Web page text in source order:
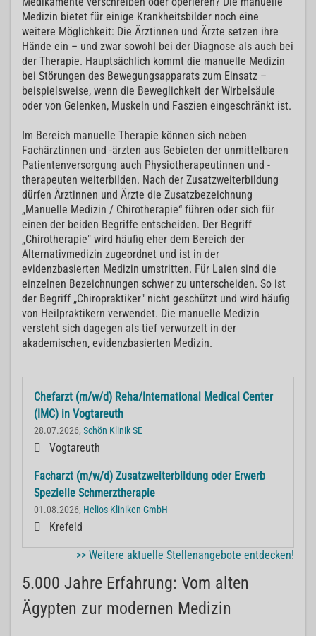
Medizin bietet für einige Krankheitsbilder noch eine
weitere Möglichkeit: Die Ärztinnen und Ärzte setzen ihre
Hände ein – und zwar sowohl bei der Diagnose als auch bei
der Therapie. Hauptsächlich kommt die manuelle Medizin
bei Störungen des Bewegungsapparats zum Einsatz –
beispielsweise, wenn die Beweglichkeit der Wirbelsäule
oder von Gelenken, Muskeln und Faszien eingeschränkt ist.
Im Bereich manuelle Therapie können sich neben
Fachärztinnen und -ärzten aus Gebieten der unmittelbaren
Patientenversorgung auch Physiotherapeutinnen und -
therapeuten weiterbilden. Nach der Zusatzweiterbildung
dürfen Ärztinnen und Ärzte die Zusatzbezeichnung
„Manuelle Medizin / Chirotherapie“ führen oder sich für
einen der beiden Begriffe entscheiden. Der Begriff
„Chirotherapie" wird häufig eher dem Bereich der
Alternativmedizin zugeordnet und ist in der
evidenzbasierten Medizin umstritten. Für Laien sind die
einzelnen Bezeichnungen schwer zu unterscheiden. So ist
der Begriff „Chiropraktiker" nicht geschützt und wird häufig
von Heilpraktikern verwendet. Die manuelle Medizin
versteht sich dagegen als tief verwurzelt in der
akademischen, evidenzbasierten Medizin.
Chefarzt (m/w/d) Reha/International Medical Center
(IMC) in Vogtareuth
28.07.2026, Schön Klinik SE
Vogtareuth
Facharzt (m/w/d) Zusatzweiterbildung oder Erwerb
Spezielle Schmerztherapie
01.08.2026, Helios Kliniken GmbH
Krefeld
>> Weitere aktuelle Stellenangebote entdecken!
5.000 Jahre Erfahrung: Vom alten
Ägypten zur modernen Medizin